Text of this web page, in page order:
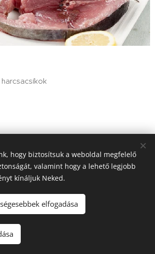
/ A Tutajos házhoz viszi a minőséget
Információk
Sütik
hogy biztosítsuk a weboldal megfelelő
valamint hogy a lehető legjobb
kínáljuk Neked.
elfogadása